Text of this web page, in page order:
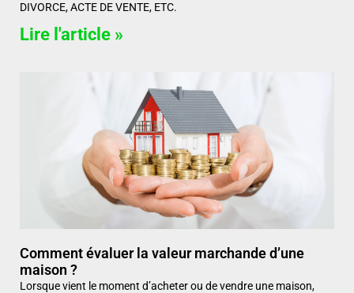
DIVORCE, ACTE DE VENTE, ETC.
Lire l'article »
Comment évaluer la valeur marchande d’une
maison ?
Lorsque vient le moment d’acheter ou de vendre une maison,